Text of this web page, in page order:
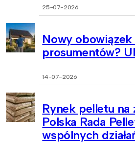
25-07-2026
Nowy obowiązek
prosumentów?
14-07-2026
Rynek pelletu na
Polska Rada
wspólnych